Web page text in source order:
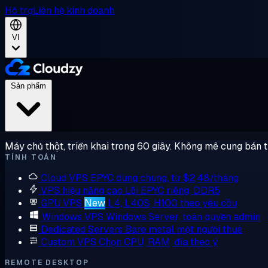
Hỗ trợLiên hệ kinh doanh
VI
Máy chủ thật, triển khai trong 60 giây. Không mê cung bán
TÍNH TOÁN
Cloud VPS EPYC dùng chung, từ $2,48/tháng
VPS hiệu năng cao Lõi EPYC riêng, DDR5
GPU VPS New L4, L40S, H100 theo yêu cầu
Windows VPS Windows Server, toàn quyền admin
Dedicated Servers Bare metal một người thuê
Custom VPS Chọn CPU, RAM, đĩa theo ý
REMOTE DESKTOP